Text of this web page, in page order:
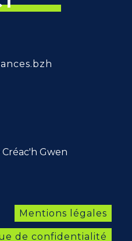
Gwen
Mentions légales
de confidentialité